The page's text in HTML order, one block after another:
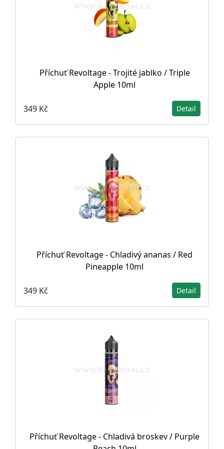
Příchuť Revoltage - Trojité jablko / Triple
Apple 10ml
349 Kč Detail
Příchuť Revoltage - Chladivý ananas / Red
Pineapple 10ml
349 Kč Detail
Příchuť Revoltage - Chladivá broskev / Purple